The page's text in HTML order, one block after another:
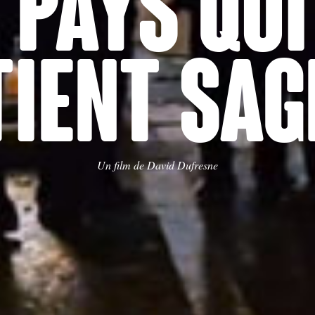
Un film de David Dufresne